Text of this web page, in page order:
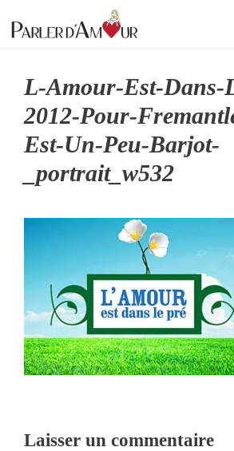
au
L-Amour-Est-Dans-
2012-Pour-
Est-Un-Peu-Barjot-
_portrait_w532
Laisser un commentaire